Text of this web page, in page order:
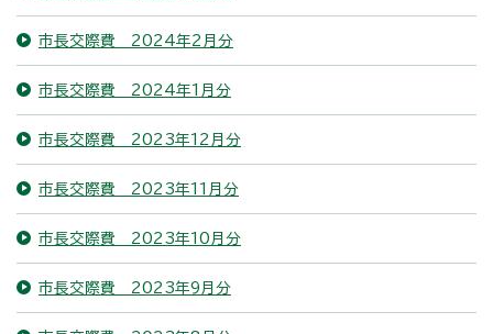
市長交際費 2024年2月分
市長交際費 2024年1月分
市長交際費 2023年12月分
市長交際費 2023年11月分
市長交際費 2023年10月分
市長交際費 2023年9月分